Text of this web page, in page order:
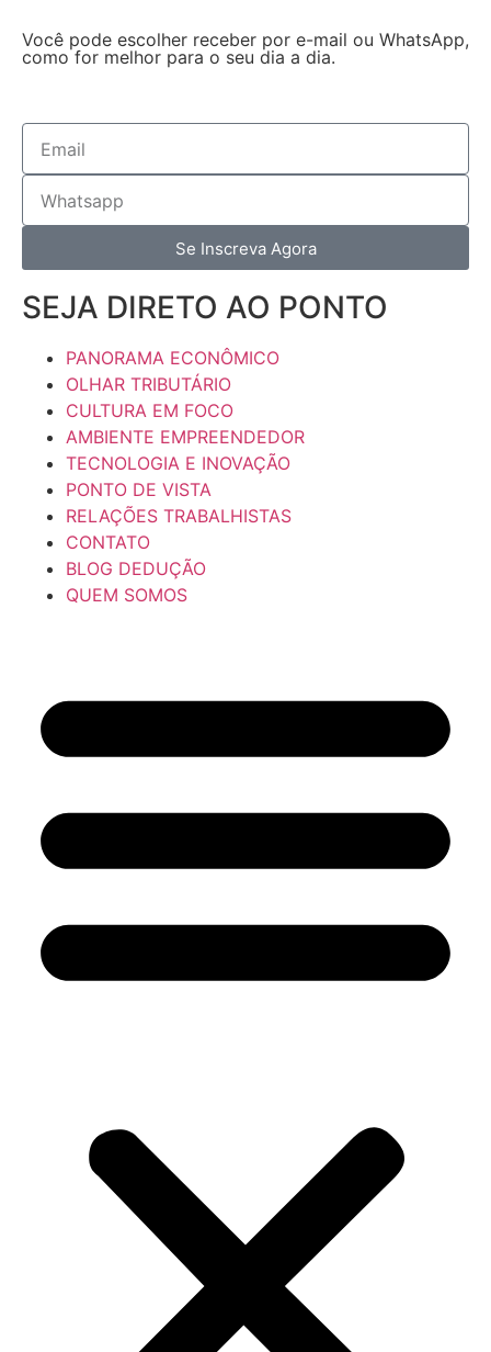
Você pode escolher receber por e-mail ou WhatsApp,
como for melhor para o seu dia a dia.
Se Inscreva Agora
SEJA DIRETO AO PONTO
PANORAMA ECONÔMICO
OLHAR TRIBUTÁRIO
CULTURA EM FOCO
AMBIENTE EMPREENDEDOR
TECNOLOGIA E INOVAÇÃO
PONTO DE VISTA
RELAÇÕES TRABALHISTAS
CONTATO
BLOG DEDUÇÃO
QUEM SOMOS